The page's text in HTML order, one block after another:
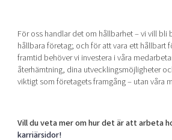
För oss handlar det om hållbarhet – vi vill bli
hållbara företag; och för att vara ett hållbart
framtid behöver vi investera i våra
återhämtning, dina utvecklingsmöjligheter
viktigt som företagets framgång – utan våra
Vill du veta mer om hur det är att arbeta
karriärsidor!